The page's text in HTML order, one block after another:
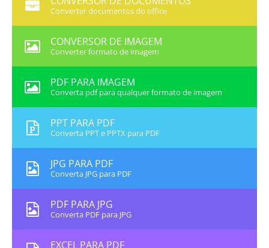
Converter documentos do office
CONVERSOR DE IMAGEM
Converter formato de imagem
PDF PARA IMAGEM
Converta pdf para qualquer formato de imagem
PPT PARA PDF
Converta PPT e PPTX para PDF
JPG PARA PDF
Converta JPG para PDF
PDF PARA JPG
Converta PDF para JPG
EXCEL PARA PDF